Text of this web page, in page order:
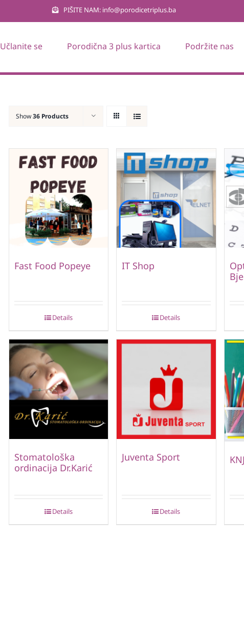
PIŠITE NAM: info@porodicetriplus.ba
Učlanite se Porodična 3 plus kartica Podržite nas
Show36 Products
Fast Food Popeye
Details
IT Shop
Details
Stomatološka
ordinacija Dr.Karić
Details
Juventa Sport
Details